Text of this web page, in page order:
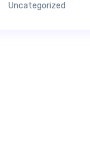
Uncategorized